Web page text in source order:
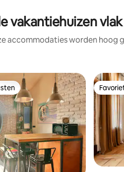
vakantiehuizen
accommodaties worden hoog